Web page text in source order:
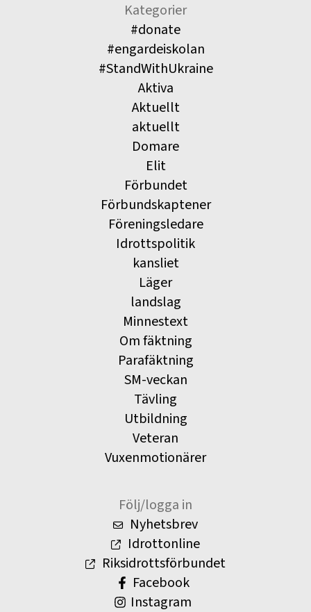
Kategorier
#donate
#engardeiskolan
#StandWithUkraine
Aktiva
Aktuellt
aktuellt
Domare
Elit
Förbundet
Förbundskaptener
Föreningsledare
Idrottspolitik
kansliet
Läger
landslag
Minnestext
Om fäktning
Parafäktning
SM-veckan
Tävling
Utbildning
Veteran
Vuxenmotionärer
Följ/logga in
Nyhetsbrev
Idrottonline
Riksidrottsförbundet
Facebook
Instagram